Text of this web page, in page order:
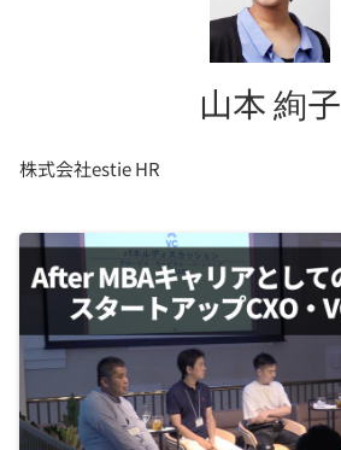
山本 絢子
株式会社estie HR